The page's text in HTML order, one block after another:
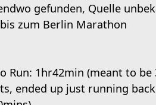
gefunden, Quelle
zum Berlin Marathon
Run: 1hr42min (meant to
ended up just running